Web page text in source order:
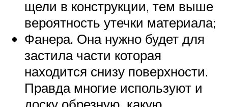
щели в конструкции, тем выше
вероятность утечки материала;
Фанера. Она нужно будет для
застила части которая
находится снизу поверхности.
Правда многие используют и